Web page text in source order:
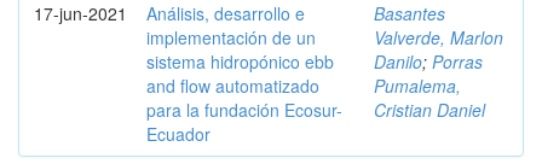
17-jun-2021
Análisis, desarrollo e
implementación de un
sistema hidropónico ebb
and flow automatizado
para la fundación Ecosur-
Ecuador
Basantes
Valverde, Marlon
Danilo; Porras
Pumalema,
Cristian Daniel